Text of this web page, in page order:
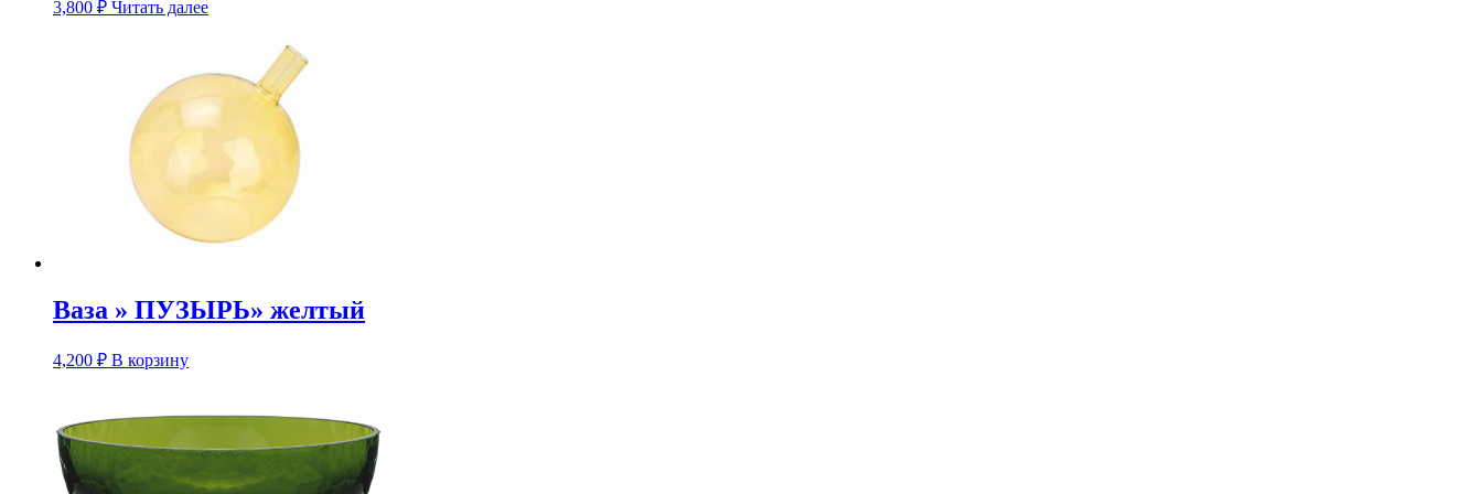
3,800 ₽ Читать далее
Ваза » ПУЗЫРЬ» желтый
4,200 ₽ В корзину